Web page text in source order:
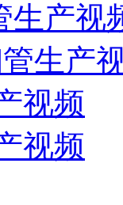
生产视
生产
视频
视频